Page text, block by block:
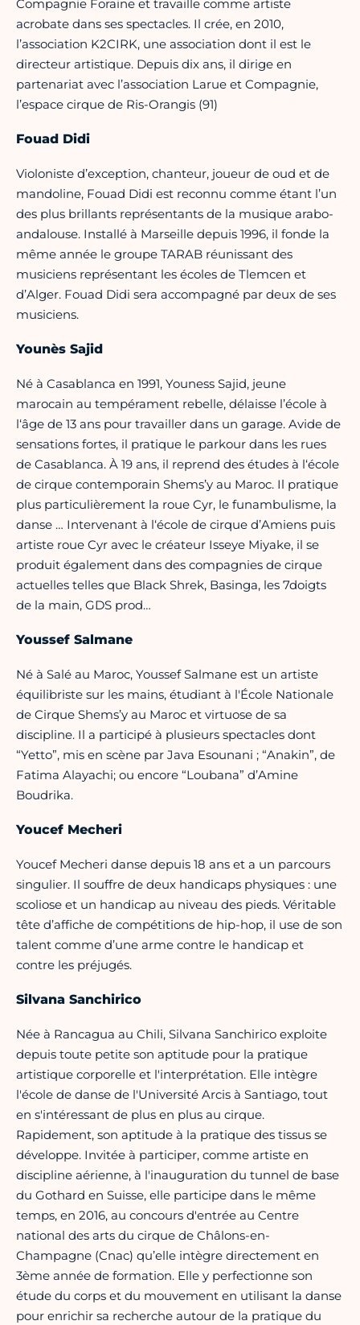
Compagnie Foraine et travaille comme artiste
acrobate dans ses spectacles. Il crée, en 2010,
l’association K2CIRK, une association dont il est le
directeur artistique. Depuis dix ans, il dirige en
partenariat avec l’association Larue et Compagnie,
l’espace cirque de Ris-Orangis (91)
Fouad Didi
Violoniste d’exception, chanteur, joueur de oud et de
mandoline, Fouad Didi est reconnu comme étant l’un
des plus brillants représentants de la musique arabo-
andalouse. Installé à Marseille depuis 1996, il fonde la
même année le groupe TARAB réunissant des
musiciens représentant les écoles de Tlemcen et
d’Alger. Fouad Didi sera accompagné par deux de ses
musiciens.
Younès Sajid
Né à Casablanca en 1991, Youness Sajid, jeune
marocain au tempérament rebelle, délaisse l’école à
l‘âge de 13 ans pour travailler dans un garage. Avide de
sensations fortes, il pratique le parkour dans les rues
de Casablanca. À 19 ans, il reprend des études à l‘école
de cirque contemporain Shems’y au Maroc. Il pratique
plus particulièrement la roue Cyr, le funambulisme, la
danse … Intervenant à l‘école de cirque d’Amiens puis
artiste roue Cyr avec le créateur Isseye Miyake, il se
produit également dans des compagnies de cirque
actuelles telles que Black Shrek, Basinga, les 7doigts
de la main, GDS prod…
Youssef Salmane
Né à Salé au Maroc, Youssef Salmane est un artiste
équilibriste sur les mains, étudiant à l'École Nationale
de Cirque Shems’y au Maroc et virtuose de sa
discipline. Il a participé à plusieurs spectacles dont
“Yetto”, mis en scène par Java Esounani ; “Anakin”, de
Fatima Alayachi; ou encore “Loubana” d’Amine
Boudrika.
Youcef Mecheri
Youcef Mecheri danse depuis 18 ans et a un parcours
singulier. Il souffre de deux handicaps physiques : une
scoliose et un handicap au niveau des pieds. Véritable
tête d’affiche de compétitions de hip-hop, il use de son
talent comme d’une arme contre le handicap et
contre les préjugés.
Silvana Sanchirico
Née à Rancagua au Chili, Silvana Sanchirico exploite
depuis toute petite son aptitude pour la pratique
artistique corporelle et l'interprétation. Elle intègre
l'école de danse de l'Université Arcis à Santiago, tout
en s'intéressant de plus en plus au cirque.
Rapidement, son aptitude à la pratique des tissus se
développe. Invitée à participer, comme artiste en
discipline aérienne, à l'inauguration du tunnel de base
du Gothard en Suisse, elle participe dans le même
temps, en 2016, au concours d'entrée au Centre
national des arts du cirque de Châlons-en-
Champagne (Cnac) qu’elle intègre directement en
3ème année de formation. Elle y perfectionne son
étude du corps et du mouvement en utilisant la danse
pour enrichir sa recherche autour de la pratique du